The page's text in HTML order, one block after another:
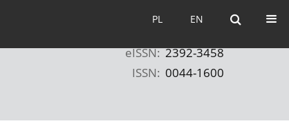
EN
PL EN
PL
eISSN: 2392-3458
ISSN: 0044-1600